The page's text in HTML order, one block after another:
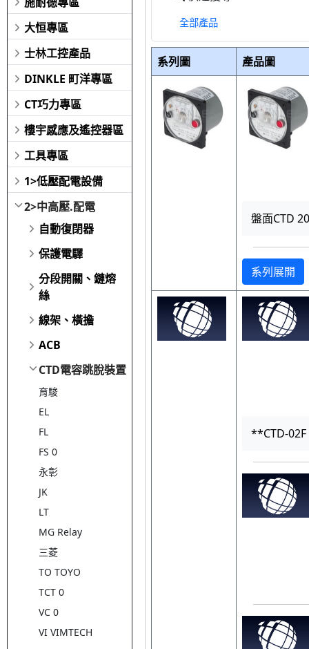
大恒專區
士林工控產品
DINKLE 町洋專區
CT巧力專區
樓宇感應及遙控器區
工具專區
1>低壓配電設備
2>中高壓.配電
自動復閉器
保護電驛
分段開關、鏈熔
絲
線架、橫擔
ACB
CTD電容跳脫裝置
育駿
EL
FL
FS 0
永彰
JK
LT
MG Relay
三菱
TO TOYO
TCT 0
VC 0
VI VIMTECH
全部產品
系列圖 產品圖
盤面CTD
系列展開
**CTD-